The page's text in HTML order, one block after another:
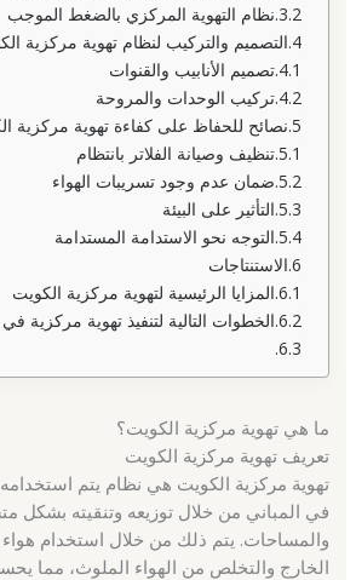
نظام التهوية المركزي بالضغط الموجب
التصميم والتركيب لنظام تهوية مركزية
تصميم الأنابيب والقنوات
تركيب الوحدات والمروحة
نصائح للحفاظ على كفاءة تهوية مركزية
تنظيف وصيانة الفلاتر بانتظام
ضمان عدم وجود تسريبات الهواء
التأثير على البيئة
التوجه نحو الاستدامة المستدامة
الاستنتاجات
المزايا الرئيسية لتهوية مركزية الكويت
الخطوات التالية لتنفيذ تهوية مركزية
ما هي تهوية مركزية الكويت؟
تعريف تهوية مركزية الكويت
تهوية مركزية الكويت هي نظام يتم استخدامه
في المباني من خلال توزيعه وتنقيته بشكل
والمساحات. يتم ذلك من خلال استخدام
الخارج والتخلص من الهواء الملوث، مما